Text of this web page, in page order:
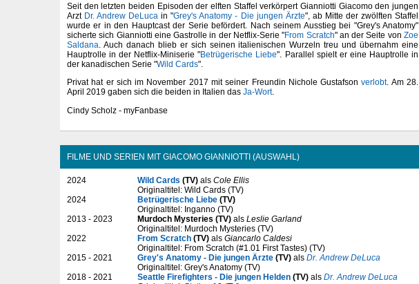
Seit den letzten beiden Episoden der elften Staffel verkörpert Gianniotti Giacomo den jungen
Arzt Dr. Andrew DeLuca in "Grey's Anatomy - Die jungen Ärzte", ab Mitte der zwölften Staffel
wurde er in den Hauptcast der Serie befördert. Nach seinem Ausstieg bei "Grey's Anatomy"
sicherte sich Gianniotti eine Gastrolle in der Netflix-Serie "From Scratch" an der Seite vonZoe
Saldana. Auch danach blieb er sich seinen italienischen Wurzeln treu und übernahm eine
Hauptrolle in der Netflix-Miniserie "Betrügerische Liebe". Parallel spielt er eine Hauptrolle in
der kanadischen Serie "Wild Cards".
Privat hat er sich im November 2017 mit seiner Freundin Nichole Gustafsonverlobt. Am 28.
April 2019 gaben sich die beiden in Italien das Ja-Wort.
Cindy Scholz - myFanbase
FILME UND SERIEN MIT GIACOMO GIANNIOTTI (AUSWAHL)
2024 Wild Cards (TV) als Cole Ellis
Originaltitel: Wild Cards (TV)
2024
Betrügerische Liebe (TV)
Originaltitel: Inganno (TV)
2013 - 2023
Murdoch Mysteries (TV) als Leslie Garland
Originaltitel: Murdoch Mysteries (TV)
2022
From Scratch (TV) als Giancarlo Caldesi
Originaltitel: From Scratch (#1.01 First Tastes) (TV)
2015 - 2021
Grey's Anatomy - Die jungen Ärzte (TV) als Dr. Andrew DeLuca
Originaltitel: Grey's Anatomy (TV)
2018 - 2021
Seattle Firefighters - Die jungen Helden (TV) als Dr. Andrew DeLuca